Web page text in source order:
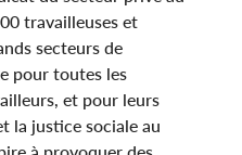
travailleuses et
secteurs de
pour toutes les
et pour leurs
la justice sociale au